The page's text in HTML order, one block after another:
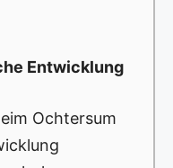
Entwicklung
Ochtersum